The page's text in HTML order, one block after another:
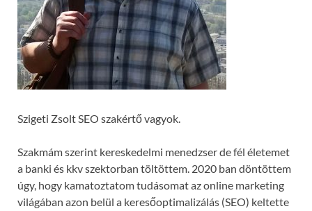
Szigeti Zsolt SEO szakértő vagyok.
Szakmám szerint kereskedelmi menedzser de fél életemet
a banki és kkv szektorban töltöttem. 2020 ban döntöttem
úgy, hogy kamatoztatom tudásomat az online marketing
világában azon belül a keresőoptimalizálás (SEO) keltette